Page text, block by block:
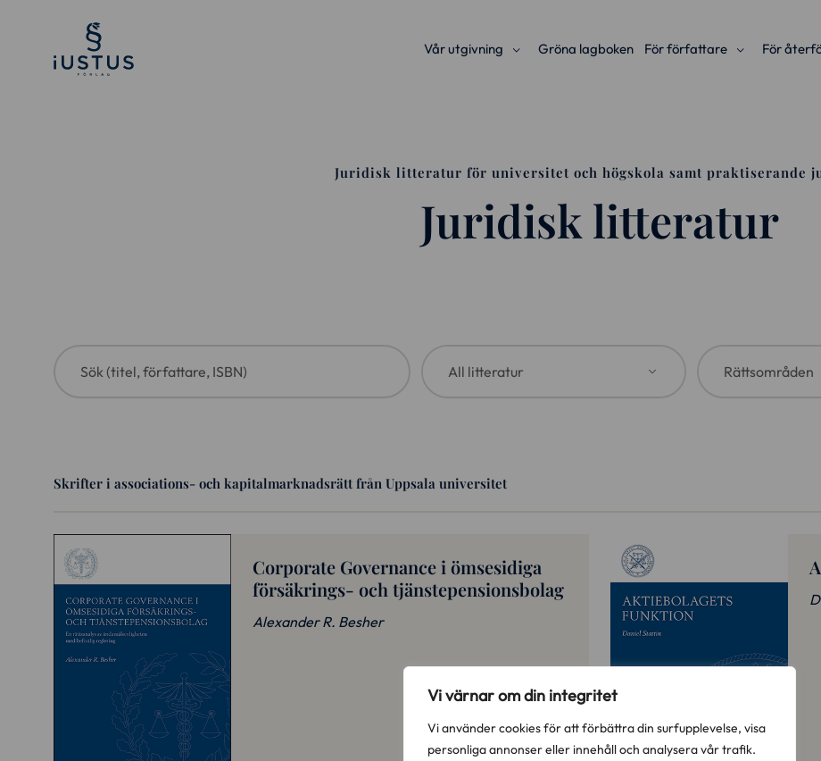
Vi värnar om din integritet
Vi använder cookies för att förbättra din surfupplevelse, visa
personliga annonser eller innehåll och analysera vår trafik.
Vår utgivning Gröna lagboken För författare För
Juridisk litteratur för universitet och högskola samt praktiserande
Juridisk litteratur
Sök (titel, författare, ISBN)
Skrifter i associations- och kapitalmarknadsrätt från Uppsala universitet
Corporate Governance i ömsesidiga
försäkrings- och tjänstepensionsbolag
Alexander R. Besher